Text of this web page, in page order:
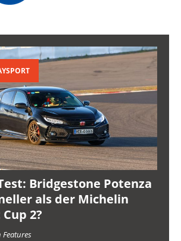
Bridgestone Potenza
als der Michelin
2?